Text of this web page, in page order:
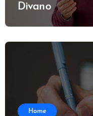
Divano
Home